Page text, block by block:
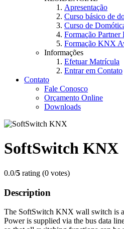
Apresentação
Curso básico de
Curso de
Formação
Formação KNX
Informações
Efetuar Matrícula
Entrar em Contato
Contato
Fale Conosco
Orçamento Online
Downloads
SoftSwitch KNX
0.0/5 rating (0 votes)
Description
The SoftSwitch KNX wall switch is
Power is supplied via the bus data